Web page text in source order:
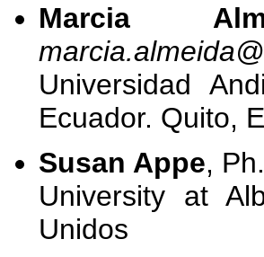
Marcia
Universidad
Ecuador. Quito,
Susan Appe,
University at
Unidos